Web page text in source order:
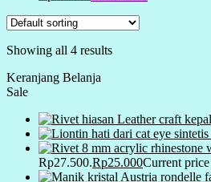
Showing all 4 results
Keranjang Belanja
Sale
Rp27.500.Rp25.000Current